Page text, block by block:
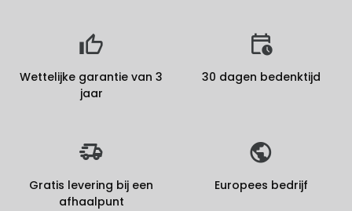
Wettelijke garantie van 3
jaar
30 dagen bedenktijd
Gratis levering bij een
afhaalpunt
Europees bedrijf